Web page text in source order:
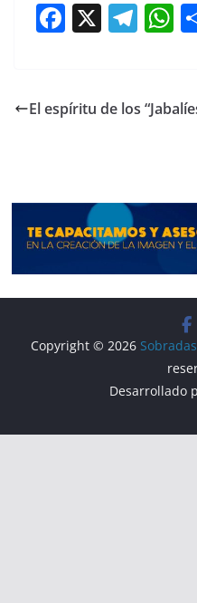
F
e
k
X T
gr s
El espíritu de los
Copyright © 2026
Desarrollado